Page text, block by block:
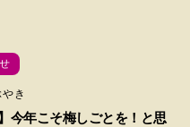
き
今年こそ梅しごとを！と思